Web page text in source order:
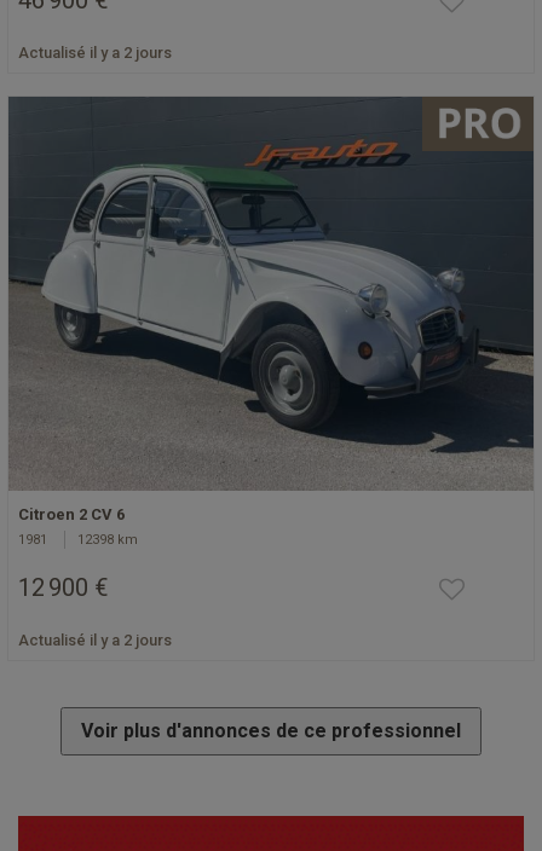
Actualisé il y a 2 jours
Citroen 2 CV 6
1981 12398 km
12 900 €
Actualisé il y a 2 jours
Voir plus d'annonces de ce professionnel